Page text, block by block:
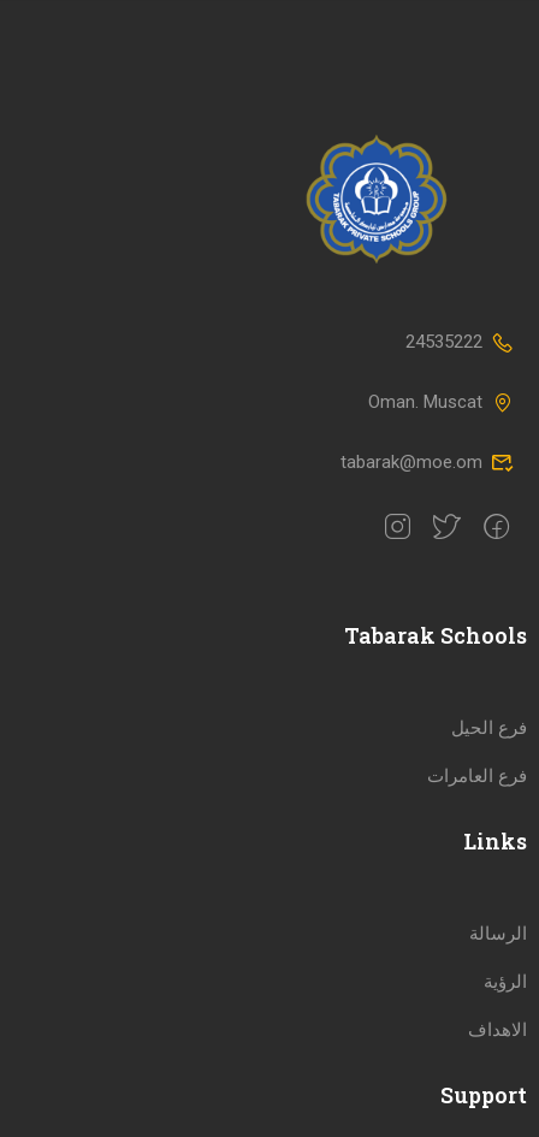
24535222
Oman. Muscat
tabarak@moe.om
Tabarak Schools
فرع الحيل
فرع العامرات
Links
الرسالة
الرؤية
الاهداف
Support